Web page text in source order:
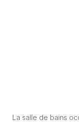
La salle de bains